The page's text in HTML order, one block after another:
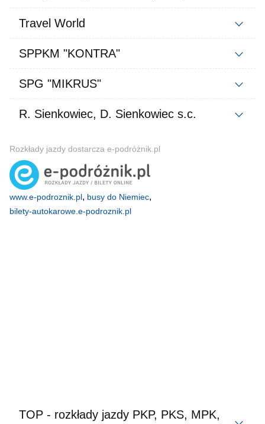
Travel World
SPPKM "KONTRA"
SPG "MIKRUS"
R. Sienkowiec, D. Sienkowiec s.c.
Rozkłady jazdy dostarcza e-podróżnik.pl
www.e-podroznik.pl, busy do Niemiec,
bilety-autokarowe.e-podroznik.pl
TOP - rozkłady jazdy PKP, PKS, MPK,